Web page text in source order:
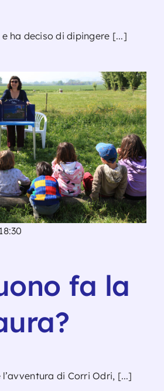
ha deciso di dipingere [...]
18:30
fa la
di Corri Odri, [...]